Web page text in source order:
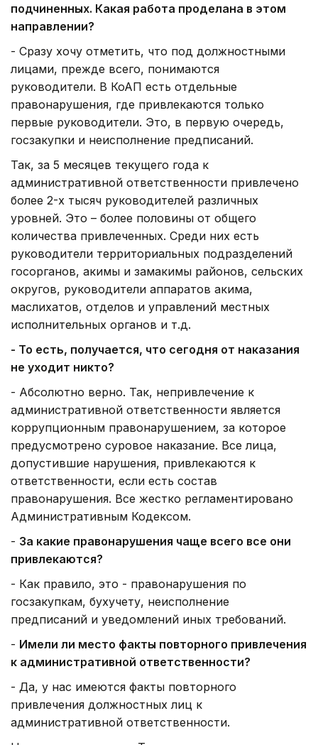
подчиненных. Какая работа проделана в этом
направлении?
- Сразу хочу отметить, что под должностными
лицами, прежде всего, понимаются
руководители. В КоАП есть отдельные
правонарушения, где привлекаются только
первые руководители. Это, в первую очередь,
госзакупки и неисполнение предписаний.
Так, за 5 месяцев текущего года к
административной ответственности привлечено
более 2-х тысяч руководителей различных
уровней. Это – более половины от общего
количества привлеченных. Среди них есть
руководители территориальных подразделений
госорганов, акимы и замакимы районов, сельских
округов, руководители аппаратов акима,
маслихатов, отделов и управлений местных
исполнительных органов и т.д.
- То есть, получается, что сегодня от наказания
не уходит никто?
- Абсолютно верно. Так, непривлечение к
административной ответственности является
коррупционным правонарушением, за которое
предусмотрено суровое наказание. Все лица,
допустившие нарушения, привлекаются к
ответственности, если есть состав
правонарушения. Все жестко регламентировано
Административным Кодексом.
- За какие правонарушения чаще всего все они
привлекаются?
- Как правило, это - правонарушения по
госзакупкам, бухучету, неисполнение
предписаний и уведомлений иных требований.
- Имели ли место факты повторного привлечения
к административной ответственности?
- Да, у нас имеются факты повторного
привлечения должностных лиц к
административной ответственности.